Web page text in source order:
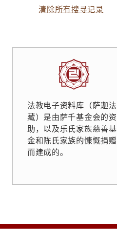
清除所有搜寻记录
法教电子资料库（萨迦法
藏）是由萨千基金会的资
助，以及乐氏家族慈善基
金和陈氏家族的慷慨捐赠
而建成的。